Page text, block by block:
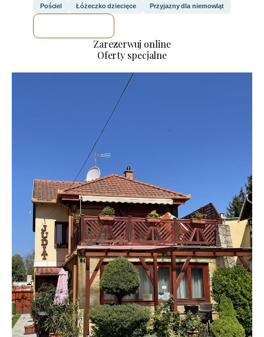
Pościel Łóżeczko dziecięce Przyjazny dla niemowląt
Zarezerwuj online
Oferty specjalne